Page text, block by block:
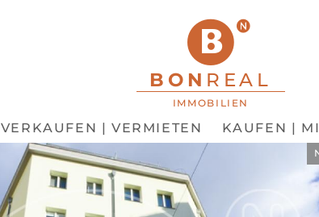
VERKAUFEN | VERMIETEN KAUFEN |
BON REAL
IMMOBILIEN